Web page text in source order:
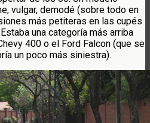
vulgar, demodé (sobre todo en
más petiteras en las cupés
una categoría más arriba
400 o el Ford Falcon (que se
un poco más siniestra).